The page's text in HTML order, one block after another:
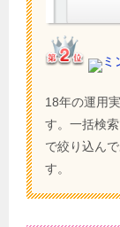
ミ
18年の運用
す。一括検
で絞り込ん
す。